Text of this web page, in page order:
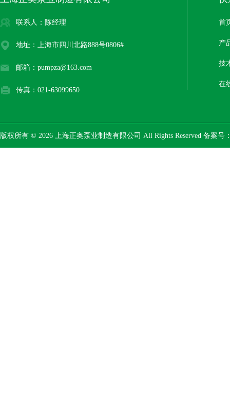
联系人：陈经理
地址：上海市四川北路888号0806#
邮箱：pumpza@163.com
传真：021-63099650
首
产
技
在
版权所有 © 2026 上海正奥泵业制造有限公司 All Rights Reserved 备案号